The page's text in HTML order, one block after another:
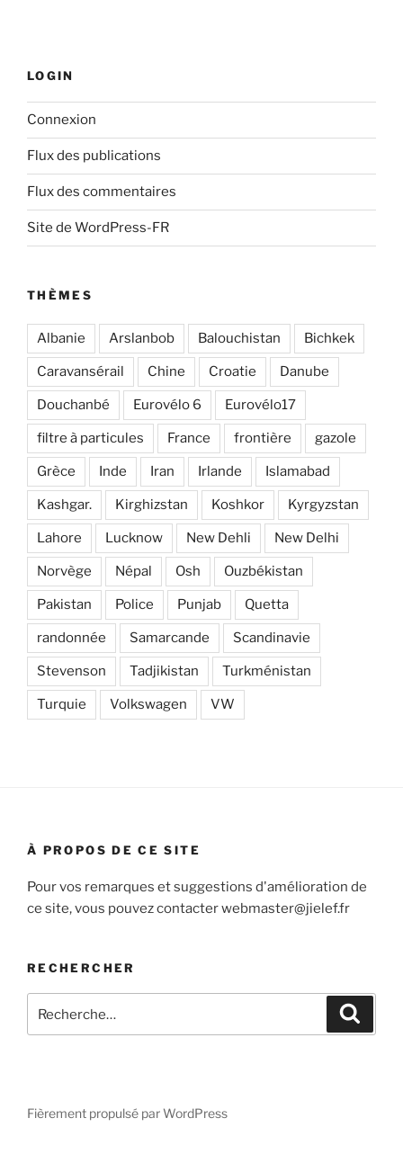
LOGIN
Connexion
Flux des publications
Flux des commentaires
Site de WordPress-FR
THÈMES
Albanie Arslanbob Balouchistan Bichkek
Caravansérail Chine Croatie Danube
Douchanbé Eurovélo 6 Eurovélo17
filtre à particules France frontière gazole
Grèce Inde Iran Irlande Islamabad
Kashgar. Kirghizstan Koshkor Kyrgyzstan
Lahore Lucknow New Dehli New Delhi
Norvège Népal Osh Ouzbékistan
Pakistan Police Punjab Quetta
randonnée Samarcande Scandinavie
Stevenson Tadjikistan Turkménistan
Turquie Volkswagen VW
À PROPOS DE CE SITE
Pour vos remarques et suggestions d'amélioration de
ce site, vous pouvez contacter webmaster@jielef.fr
RECHERCHER
pour
Fièrement propulsé par WordPress